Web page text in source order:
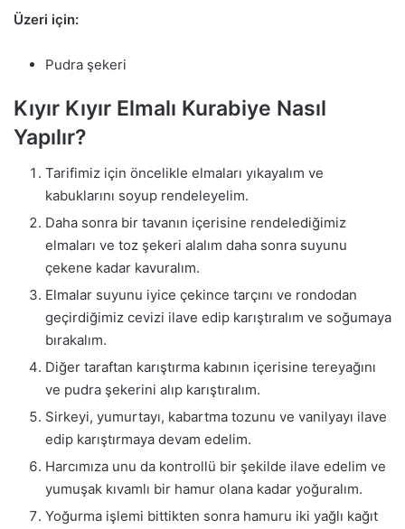
Üzeri için:
Pudra şekeri
Kıyır Kıyır Elmalı Kurabiye Nasıl
Yapılır?
Tarifimiz için öncelikle elmaları yıkayalım ve
kabuklarını soyup rendeleyelim.
Daha sonra bir tavanın içerisine rendelediğimiz
elmaları ve toz şekeri alalım daha sonra suyunu
çekene kadar kavuralım.
Elmalar suyunu iyice çekince tarçını ve rondodan
geçirdiğimiz cevizi ilave edip karıştıralım ve soğumaya
bırakalım.
Diğer taraftan karıştırma kabının içerisine tereyağını
ve pudra şekerini alıp karıştıralım.
Sirkeyi, yumurtayı, kabartma tozunu ve vanilyayı ilave
edip karıştırmaya devam edelim.
Harcımıza unu da kontrollü bir şekilde ilave edelim ve
yumuşak kıvamlı bir hamur olana kadar yoğuralım.
Yoğurma işlemi bittikten sonra hamuru iki yağlı kağıt